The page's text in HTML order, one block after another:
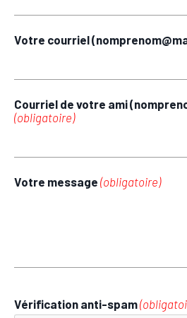
Votre courriel
Courriel de votre ami
(obligatoire)
Votre message (obligatoire)
Vérification anti-spam